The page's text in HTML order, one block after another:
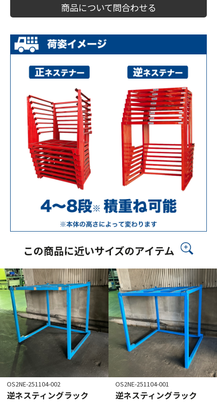
商品について問合わせる
この商品に近いサイズのアイテム
OS2NE-251104-002
逆ネスティングラック
OS2NE-251104-001
逆ネスティングラック